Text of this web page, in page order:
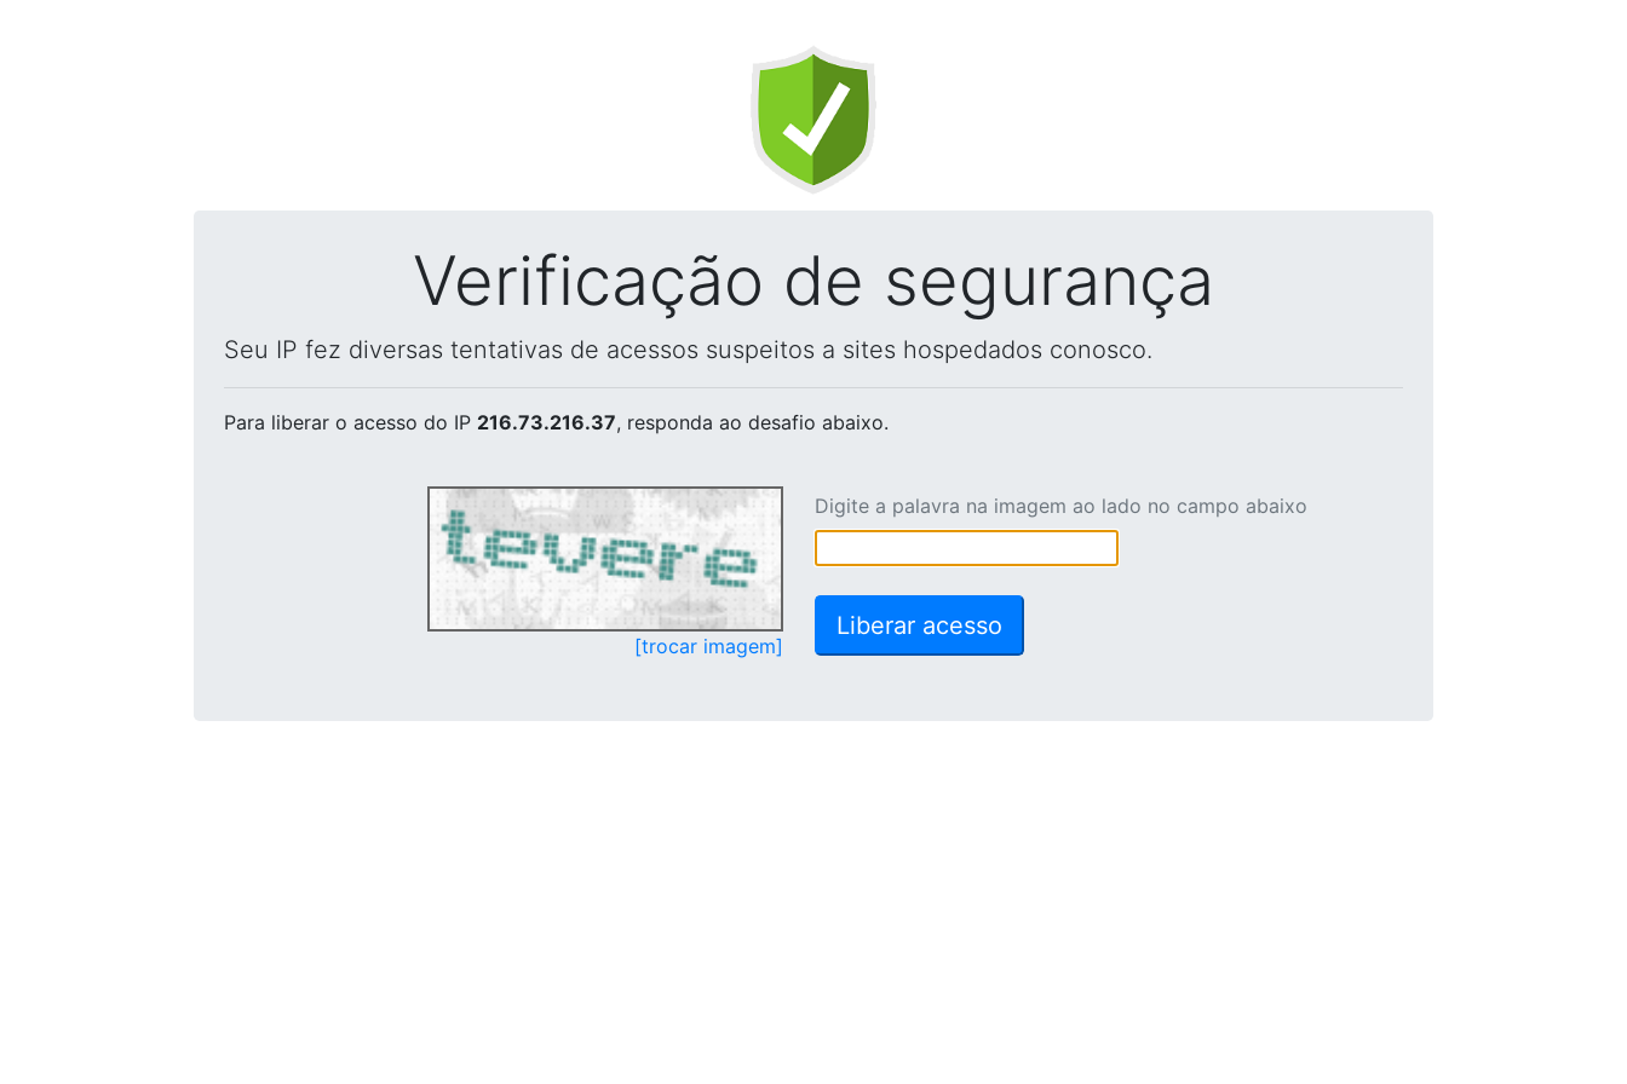
Verificação de segurança
Seu IP fez diversas tentativas de acessos suspeitos a sites hospedados conosco.
Para liberar o acesso do IP 216.73.216.37, responda ao desafio abaixo.
[trocar imagem]
Digite a palavra na imagem ao lado no campo abaixo